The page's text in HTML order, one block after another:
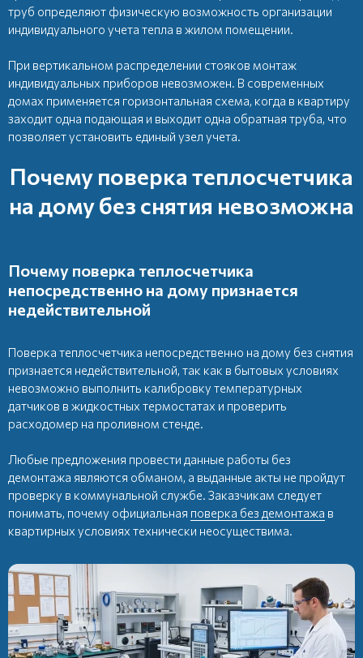
труб определяют физическую возможность организации
индивидуального учета тепла в жилом помещении.
При вертикальном распределении стояков монтаж
индивидуальных приборов невозможен. В современных
домах применяется горизонтальная схема, когда в квартиру
заходит одна подающая и выходит одна обратная труба, что
позволяет установить единый узел учета.
Почему поверка теплосчетчика
на дому без снятия невозможна
Почему поверка теплосчетчика
непосредственно на дому признается
недействительной
Поверка теплосчетчика непосредственно на дому без снятия
признается недействительной, так как в бытовых условиях
невозможно выполнить калибровку температурных
датчиков в жидкостных термостатах и проверить
расходомер на проливном стенде.
Любые предложения провести данные работы без
демонтажа являются обманом, а выданные акты не пройдут
проверку в коммунальной службе. Заказчикам следует
понимать, почему официальная поверка без демонтажа в
квартирных условиях технически неосуществима.